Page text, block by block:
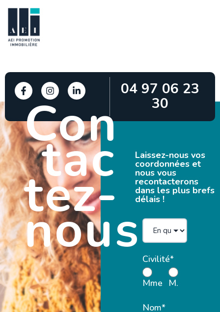
04 97 06 23
30
Con
tac
tez-
nous
Laissez-nous vos
coordonnées et
nous vous
recontacterons
dans les plus brefs
délais !
Civilité*
Mme M.
Nom*